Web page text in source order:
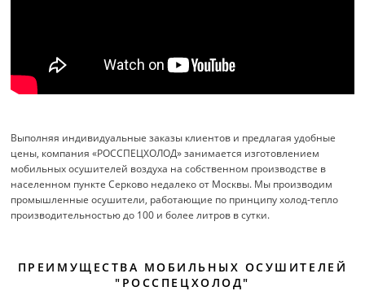
Выполняя индивидуальные заказы клиентов и предлагая удобные
цены, компания «РОССПЕЦХОЛОД» занимается изготовлением
мобильных осушителей воздуха на собственном производстве в
населенном пункте Серково недалеко от Москвы. Мы производим
промышленные осушители, работающие по принципу холод-тепло
производительностью до 100 и более литров в сутки.
ПРЕИМУЩЕСТВА МОБИЛЬНЫХ ОСУШИТЕЛЕЙ
"РОССПЕЦХОЛОД"